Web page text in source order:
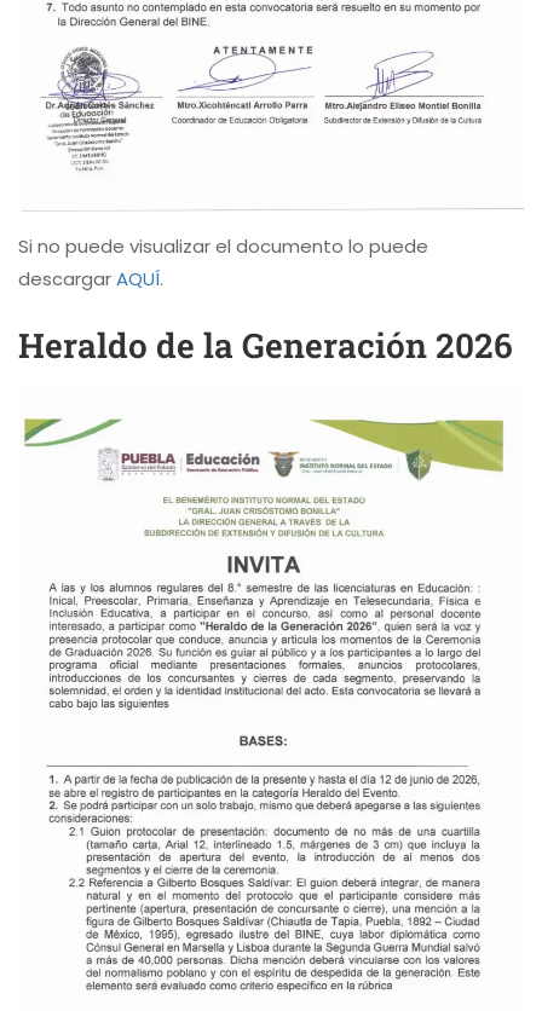
Si no puede visualizar el documento lo puede
descargarAQUÍ.
Heraldo de la Generación 2026